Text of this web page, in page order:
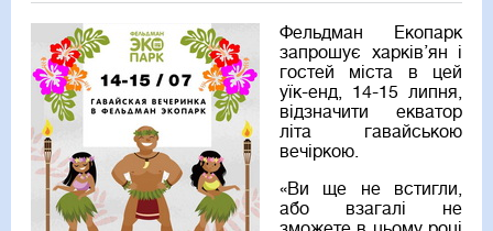
Фельдман Екопарк
запрошує харків’ян і
гостей міста в цей
уїк-енд, 14-15 липня,
відзначити екватор
літа гавайською
вечіркою.
«Ви ще не встигли,
або взагалі не